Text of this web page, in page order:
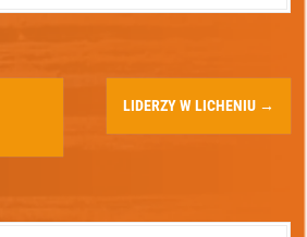
LIDERZY W LICHENIU →